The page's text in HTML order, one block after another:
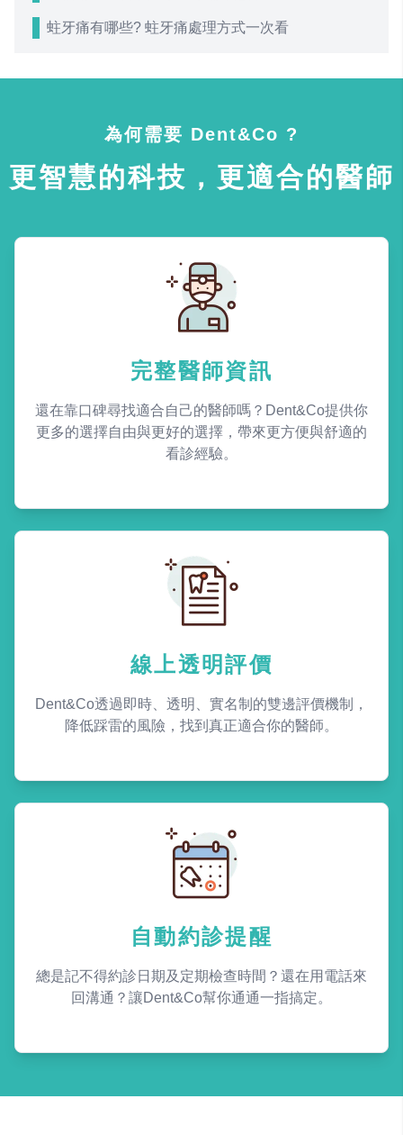
蛀牙痛有哪些? 蛀牙痛處理方式一次看
為何需要 Dent&Co ?
更智慧的科技，更適合的醫師
完整醫師資訊
還在靠口碑尋找適合自己的醫師嗎？Dent&Co提供你
更多的選擇自由與更好的選擇，帶來更方便與舒適的
看診經驗。
線上透明評價
Dent&Co透過即時、透明、實名制的雙邊評價機制，
降低踩雷的風險，找到真正適合你的醫師。
自動約診提醒
總是記不得約診日期及定期檢查時間？還在用電話來
回溝通？讓Dent&Co幫你通通一指搞定。